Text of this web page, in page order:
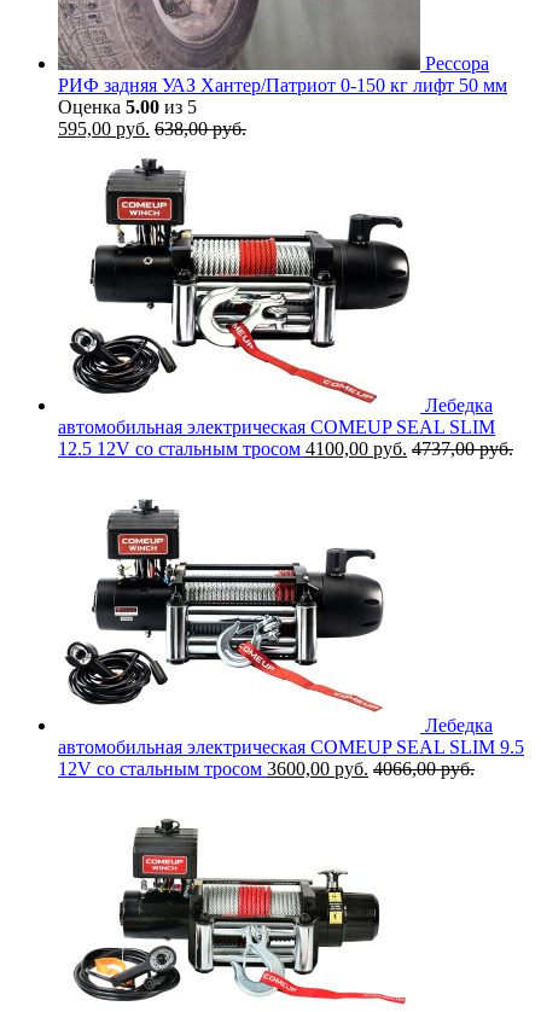
Рессора
РИФ задняя УАЗ Хантер/Патриот 0-150 кг лифт 50 мм
Оценка 5.00 из 5
595,00 руб. 638,00руб.
Лебедка
автомобильная электрическая COMEUP SEAL SLIM
12.5 12V со стальным тросом 4100,00 руб. 4737,00руб.
Лебедка
автомобильная электрическая COMEUP SEAL SLIM 9.5
12V со стальным тросом 3600,00 руб. 4066,00руб.